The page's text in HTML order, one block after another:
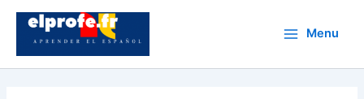
Aller
contenu
Menu